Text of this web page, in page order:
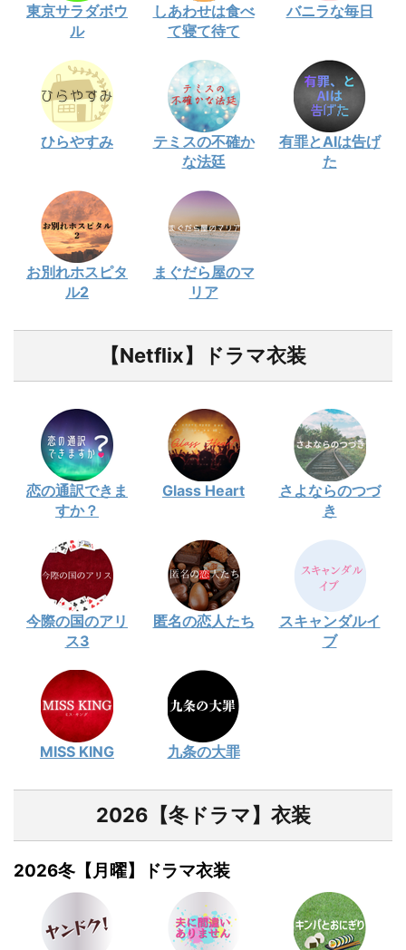
東京サラダボウ
ル
しあわせは食べ
て寝て待て
バニラな毎日
ひらやすみ
テミスの不確か
な法廷
有罪とAIは告げ
た
お別れホスピタ
ル2
まぐだら屋のマ
リア
【Netflix】ドラマ衣装
恋の通訳できま
すか？
Glass Heart
さよならのつづ
き
今際の国のアリ
ス3
匿名の恋人たち
スキャンダルイ
ブ
MISS KING 九条の大罪
2026【冬ドラマ】衣装
2026冬【月曜】ドラマ衣装